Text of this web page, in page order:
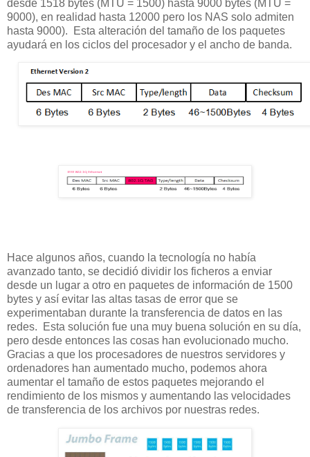
desde 1518 bytes (MTU = 1500) hasta 9000 bytes (MTU =
9000), en realidad hasta 12000 pero los NAS solo admiten
hasta 9000). Esta alteración del tamaño de los paquetes
ayudará en los ciclos del procesador y el ancho de banda.
Hace algunos años, cuando la tecnología no había
avanzado tanto, se decidió dividir los ficheros a enviar
desde un lugar a otro en paquetes de información de 1500
bytes y así evitar las altas tasas de error que se
experimentaban durante la transferencia de datos en las
redes. Esta solución fue una muy buena solución en su día,
pero desde entonces las cosas han evolucionado mucho.
Gracias a que los procesadores de nuestros servidores y
ordenadores han aumentado mucho, podemos ahora
aumentar el tamaño de estos paquetes mejorando el
rendimiento de los mismos y aumentando las velocidades
de transferencia de los archivos por nuestras redes.